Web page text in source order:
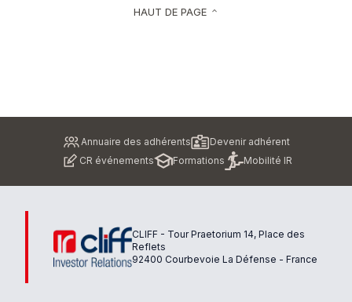
HAUT DE PAGE keyboard_arrow_up
Annuaire des adhérents
Devenir adhérent
CR événements
Formations Mobilité IR
CLIFF - Tour Praetorium 14, Place des
Reflets
92400 Courbevoie La Défense - France